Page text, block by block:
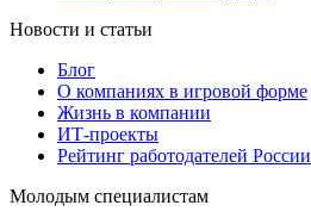
Новости и статьи
Блог
О компаниях в игровой форме
Жизнь в компании
ИТ-проекты
Рейтинг работодателей России
Молодым специалистам